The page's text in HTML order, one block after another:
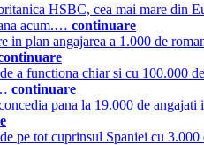
HSBC, cea mai mare din
acum.… continuare
in plan angajarea a 1.000 de
a functiona chiar si cu 100.000
continuare
pana la 19.000 de
pe tot cuprinsul Spaniei cu 3.000